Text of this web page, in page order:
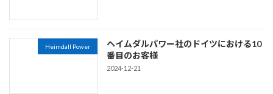
Heimdall Power
ヘイムダルパワー社のドイツにおける10
番目のお客様
2024-12-21